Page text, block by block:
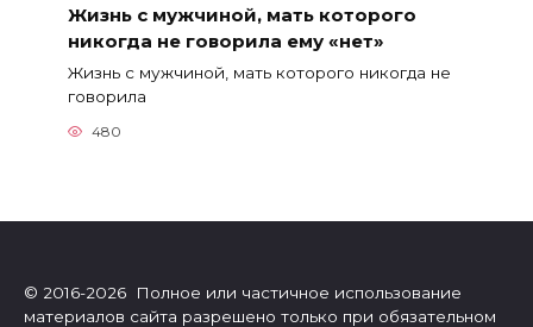
Жизнь с мужчиной, мать которого
никогда не говорила ему «нет»
Жизнь с мужчиной, мать которого никогда не
говорила
480
© 2016-2026 Полное или частичное использование
материалов сайта разрешено только при обязательном